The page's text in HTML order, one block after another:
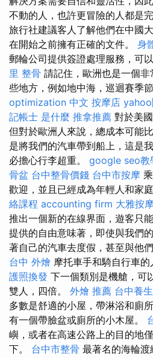
不動的人，也許更冒險的人都是
旅行社建議客人了解他們在中國
在開始之前擁有正確的文件。 身
郵輪公司提供簽證處理服務，可
里 整骨 請記住，歐洲也是一個
些地方，例如地中海，巡迴賽季節
optimization 中文 按摩店 yahoo
記帳士 是什麼 推拿推薦 對於美
但對於歐洲人來說，總成本可能
是將我們的汽車帶到船上，這是
必擔心行李超重。 google seo教
骨盆 台中整骨價錢 台中市按摩
歡迎，並且已經成為年輕人和家
絡課程 accounting firm 大雅按
推出一個新的在線界面，遊客只
提供的自由意味著，即使與我們
著自己的汽車去度假，甚至與他
台中 外燴 摩托車手和騎自行車的
護照換發 下一個類別是機艙，可
雙人，四倍。 外燴 推薦 台中養
多數是舒適的小屋，帶淋浴和廁
有一個帶臉盆或廁所的小木屋。
嶼，或者在高速公路上的目的地
下。 台中市整骨 最著名的海輪